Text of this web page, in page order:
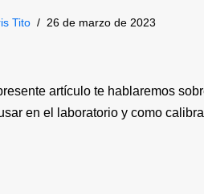
Tito 26 de marzo de 2023
artículo te hablaremos
en el laboratorio y como